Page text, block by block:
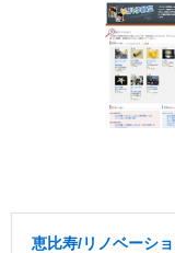
恵比寿/リノベーシ